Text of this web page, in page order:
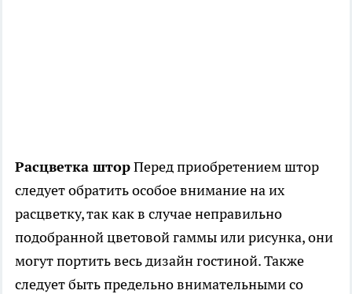
Расцветка шторПеред приобретением штор
следует обратить особое внимание на их
расцветку, так как в случае неправильно
подобранной цветовой гаммы или рисунка, они
могут портить весь дизайн гостиной. Также
следует быть предельно внимательными со